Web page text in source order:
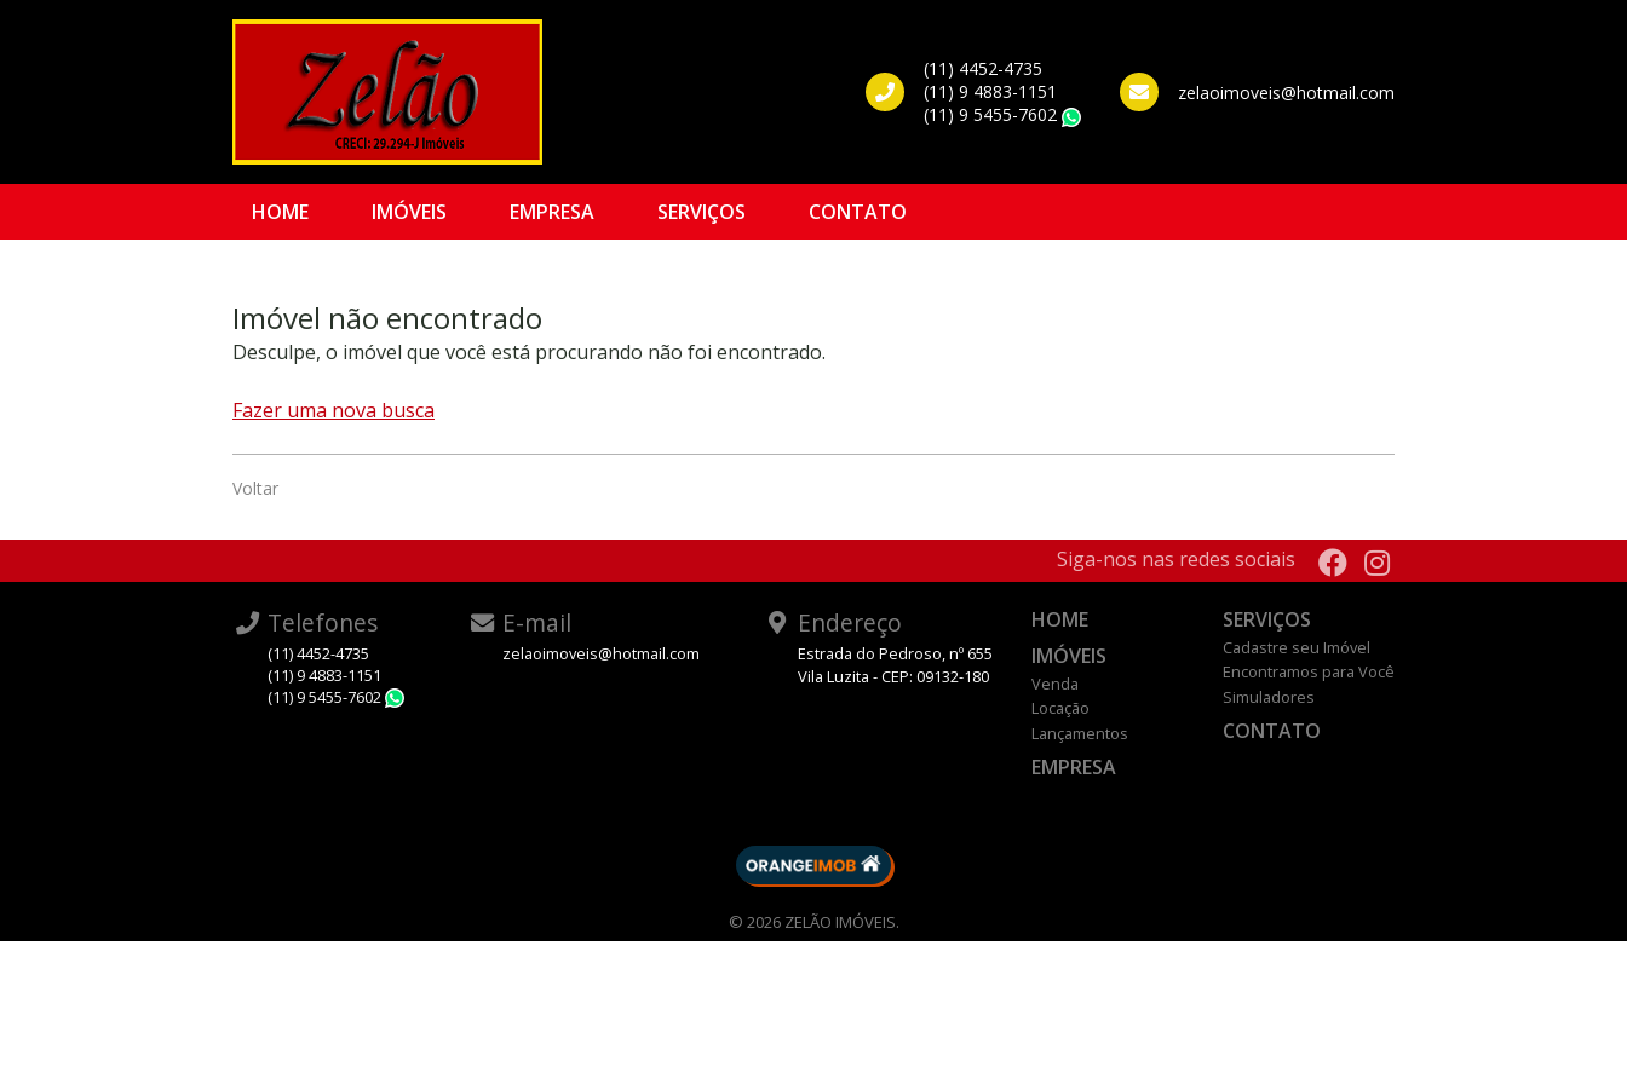
(11) 4452-4735
(11) 9 4883-1151
(11) 9 5455-7602
WhatsApp
zelaoimoveis@hotmail.com
HOME IMÓVEIS EMPRESA SERVIÇOS CONTATO
Imóvel não encontrado
Desculpe, o imóvel que você está procurando não foi encontrado.
Fazer uma nova busca
Voltar
Siga-nos nas redes sociais
Telefones
(11) 4452-4735
(11) 9 4883-1151
(11) 9 5455-7602
E-mail
zelaoimoveis@hotmail.com
Endereço
Estrada do Pedroso, nº 655
Vila Luzita - CEP: 09132-180
HOME
IMÓVEIS
Venda
Locação
Lançamentos
EMPRESA
SERVIÇOS
Cadastre seu Imóvel
Encontramos para Você
Simuladores
CONTATO
© 2026 ZELÃO IMÓVEIS.